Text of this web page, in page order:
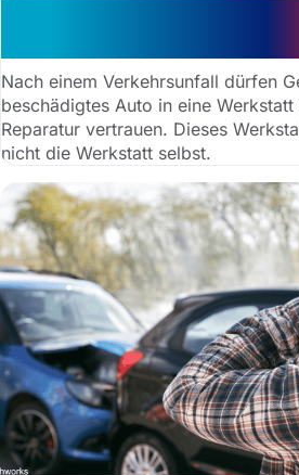
Nach einem Verkehrsunfall dürfen
beschädigtes Auto in eine
Reparatur vertrauen. Dieses
nicht die Werkstatt selbst.